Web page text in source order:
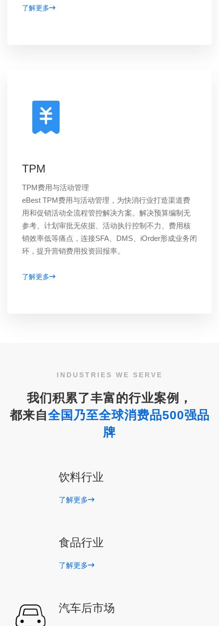
了解更多
TPM
TPM费用与活动管理
eBest TPM费用与活动管理，为快消行业打造渠道费
用和促销活动全流程管控解决方案。解决预算编制无
参考、计划审批无依据、活动执行控制不力、费用核
销效率低等痛点，连接SFA、DMS、iOrder形成业务闭
环，提升营销费用投资回报率。
了解更多
INDUSTRIES WE SERVE
我们积累了丰富的行业案例，
都来自全国乃至全球消费品500强品
牌
饮料行业
了解更多
食品行业
了解更多
汽车后市场